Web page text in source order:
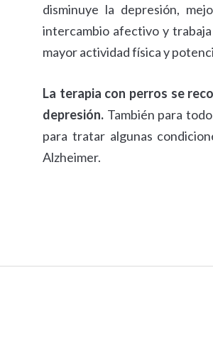
disminuye la depresión,
intercambio afectivo y
mayor actividad física y
La terapia con perros se
depresión. También para
para tratar algunas
Alzheimer.